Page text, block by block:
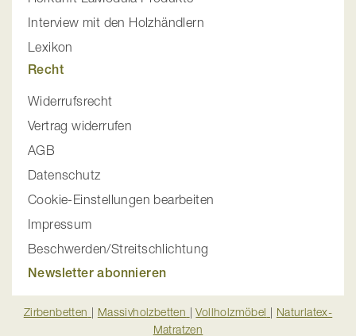
Interview mit den Holzhändlern
Lexikon
Recht
Widerrufsrecht
Vertrag widerrufen
AGB
Datenschutz
Cookie-Einstellungen bearbeiten
Impressum
Beschwerden/Streitschlichtung
Newsletter abonnieren
Zirbenbetten Massivholzbetten |Vollholzmöbel
Naturlatex-
Matratzen